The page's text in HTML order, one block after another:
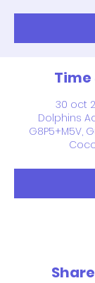
Time
30 oct
Dolphins
G8P5+M5V,